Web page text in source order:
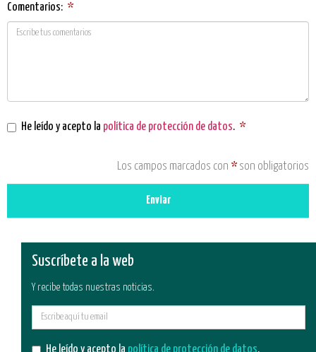
Comentarios: *
He leído y acepto la política de protección de datos. *
Los campos marcados con * son obligatorios
Enviar
Suscríbete a la web
Y recibe todas nuestras noticias.
He leído y acepto la política de protección de datos.